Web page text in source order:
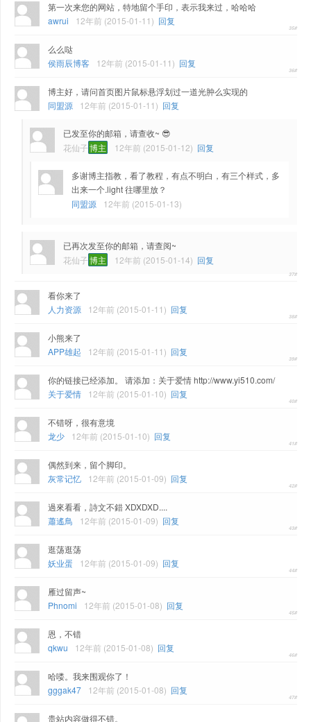
第一次来您的网站，特地留个手印，表示我来过，哈哈哈
awrui
12年前 (2015-01-11) 回复
么么哒
侯雨辰博客
12年前 (2015-01-11) 回复
博主好，请问首页图片鼠标悬浮划过一道光肿么实现的
同盟源
12年前 (2015-01-11) 回复
已发至你的邮箱，请查收~ 😎
花仙子博主 12年前 (2015-01-12) 回复
多谢博主指教，看了教程，有点不明白，有三个样式，多
出来一个.light 往哪里放？
同盟源
12年前 (2015-01-13)
已再次发至你的邮箱，请查阅~
花仙子博主 12年前 (2015-01-14) 回复
看你来了
人力资源
12年前 (2015-01-11) 回复
小熊来了
APP雄起
12年前 (2015-01-11) 回复
你的链接已经添加。 请添加：关于爱情 http://www.yi510.com/
关于爱情
12年前 (2015-01-10) 回复
不错呀，很有意境
龙少
12年前 (2015-01-10) 回复
偶然到来，留个脚印。
灰常记忆
12年前 (2015-01-09) 回复
過來看看，詩文不錯 XDXDXD....
蕭遙鳥
12年前 (2015-01-09) 回复
逛荡逛荡
妖业蛋
12年前 (2015-01-09) 回复
雁过留声~
Phnomi
12年前 (2015-01-08) 回复
恩，不错
qkwu
12年前 (2015-01-08) 回复
哈喽。我来围观你了！
gggak47
12年前 (2015-01-08) 回复
贵站内容做得不错。